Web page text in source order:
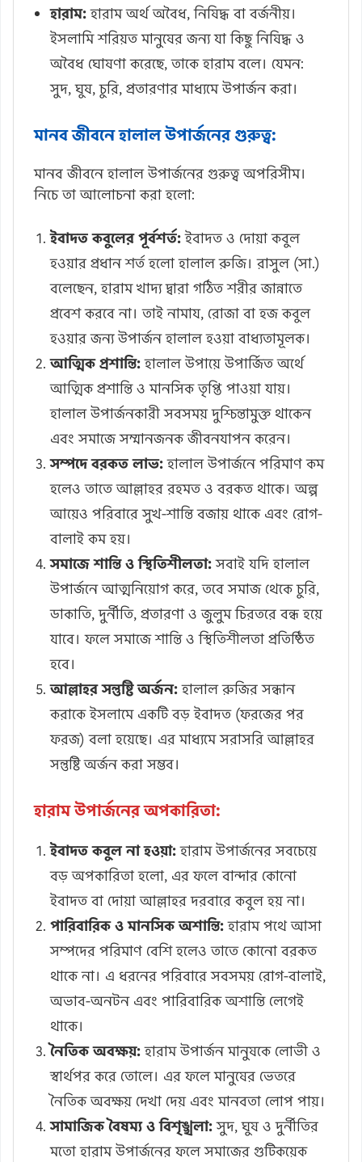
হারাম:হারাম অর্থ অবৈধ, নিষিদ্ধ বা বর্জনীয়।
ইসলামি শরিয়ত মানুষের জন্য যা কিছু নিষিদ্ধ ও
অবৈধ ঘোষণা করেছে, তাকে হারাম বলে। যেমন:
সুদ, ঘুষ, চুরি, প্রতারণার মাধ্যমে উপার্জন করা।
মানব জীবনে হালাল উপার্জনের গুরুত্ব:
মানব জীবনে হালাল উপার্জনের গুরুত্ব অপরিসীম।
নিচে তা আলোচনা করা হলো:
ইবাদত কবুলের পূর্বশর্ত:ইবাদত ও দোয়া কবুল
হওয়ার প্রধান শর্ত হলো হালাল রুজি। রাসুল (সা.)
বলেছেন, হারাম খাদ্য দ্বারা গঠিত শরীর জান্নাতে
প্রবেশ করবে না। তাই নামায, রোজা বা হজ কবুল
হওয়ার জন্য উপার্জন হালাল হওয়া বাধ্যতামূলক।
আত্মিক প্রশান্তি:হালাল উপায়ে উপার্জিত অর্থে
আত্মিক প্রশান্তি ও মানসিক তৃপ্তি পাওয়া যায়।
হালাল উপার্জনকারী সবসময় দুশ্চিন্তামুক্ত থাকেন
এবং সমাজে সম্মানজনক জীবনযাপন করেন।
সম্পদে বরকত লাভ:হালাল উপার্জনে পরিমাণ কম
হলেও তাতে আল্লাহর রহমত ও বরকত থাকে। অল্প
আয়েও পরিবারে সুখ-শান্তি বজায় থাকে এবং রোগ-
বালাই কম হয়।
সমাজে শান্তি ও স্থিতিশীলতা:সবাই যদি হালাল
উপার্জনে আত্মনিয়োগ করে, তবে সমাজ থেকে চুরি,
ডাকাতি, দুর্নীতি, প্রতারণা ও জুলুম চিরতরে বন্ধ হয়ে
যাবে। ফলে সমাজে শান্তি ও স্থিতিশীলতা প্রতিষ্ঠিত
হবে।
আল্লাহর সন্তুষ্টি অর্জন:হালাল রুজির সন্ধান
করাকে ইসলামে একটি বড় ইবাদত (ফরজের পর
ফরজ) বলা হয়েছে। এর মাধ্যমে সরাসরি আল্লাহর
সন্তুষ্টি অর্জন করা সম্ভব।
হারাম উপার্জনের অপকারিতা:
ইবাদত কবুল না হওয়া:হারাম উপার্জনের সবচেয়ে
বড় অপকারিতা হলো, এর ফলে বান্দার কোনো
ইবাদত বা দোয়া আল্লাহর দরবারে কবুল হয় না।
পারিবারিক ও মানসিক অশান্তি:হারাম পথে আসা
সম্পদের পরিমাণ বেশি হলেও তাতে কোনো বরকত
থাকে না। এ ধরনের পরিবারে সবসময় রোগ-বালাই,
অভাব-অনটন এবং পারিবারিক অশান্তি লেগেই
থাকে।
নৈতিক অবক্ষয়:হারাম উপার্জন মানুষকে লোভী ও
স্বার্থপর করে তোলে। এর ফলে মানুষের ভেতরে
নৈতিক অবক্ষয় দেখা দেয় এবং মানবতা লোপ পায়।
সামাজিক বৈষম্য ও বিশৃঙ্খলা:সুদ, ঘুষ ও দুর্নীতির
মতো হারাম উপার্জনের ফলে সমাজের গুটিকয়েক